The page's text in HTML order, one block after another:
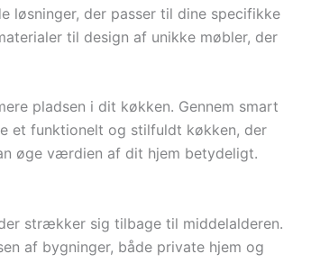
løsninger, der passer til dine specifikke
til design af unikke møbler, der
pladsen i dit køkken. Gennem smart
et funktionelt og stilfuldt køkken, der
øge værdien af dit hjem betydeligt.
strækker sig tilbage til middelalderen.
af bygninger, både private hjem og